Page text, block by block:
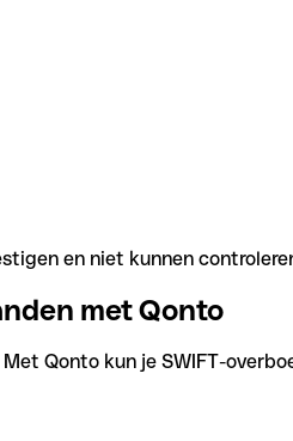
en niet kunnen
met Qonto
Qonto kun je SWIFT-